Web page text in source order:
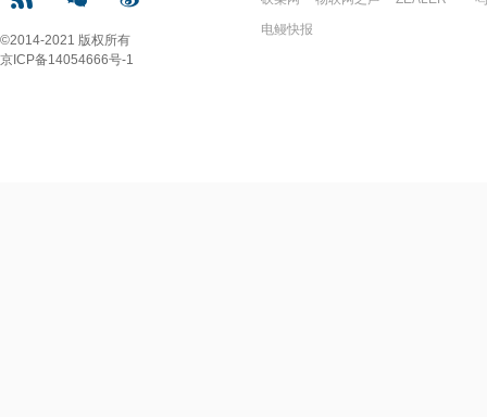
©2014-2021 版权所有
京ICP备14054666号-1
电鳗快报